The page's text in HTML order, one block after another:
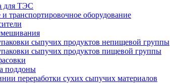
для ТЭС
транспортировочное оборудование
сыпучих продуктов непищевой группы
сыпучих продуктов пищевой группы
поддоны
переработки сухих сыпучих материалов